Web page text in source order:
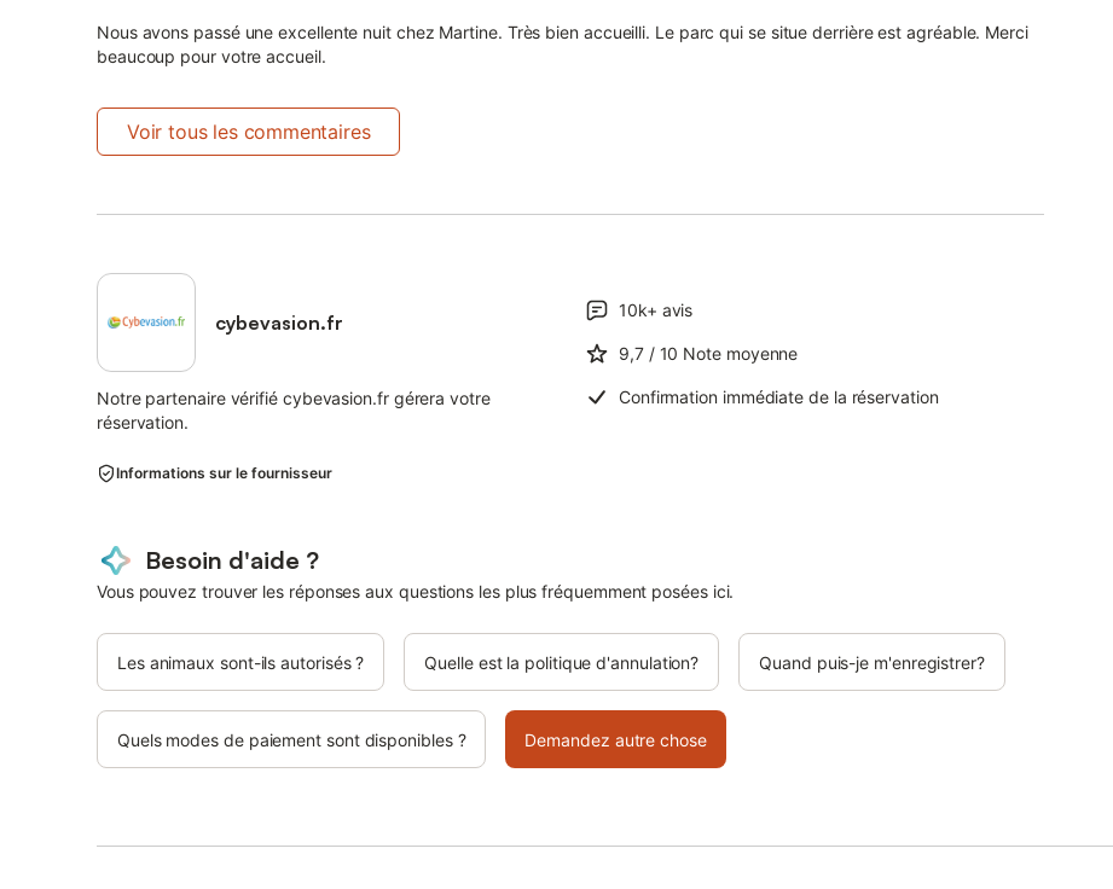
Nous avons passé une excellente nuit chez Martine. Très bien accueilli. Le parc qui se situe derrière est agréable. Merci
beaucoup pour votre accueil.
Voir tous les commentaires
cybevasion.fr
Notre partenaire vérifié cybevasion.fr gérera votre
réservation.
10k+ avis
9,7 / 10 Note moyenne
Confirmation immédiate de la réservation
Informations sur le fournisseur
Besoin d'aide ?
Vous pouvez trouver les réponses aux questions les plus fréquemment posées ici.
Les animaux sont-ils autorisés ? Quelle est la politique d'annulation? Quand puis-je m'enregistrer?
Quels modes de paiement sont disponibles ? Demandez autre chose